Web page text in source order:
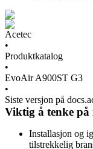
Acetec
•
Produktkatalog
•
EvoAir A900ST G3
•
Siste versjon på
Viktig å tenke
Installasjon og
tilstrekkelig